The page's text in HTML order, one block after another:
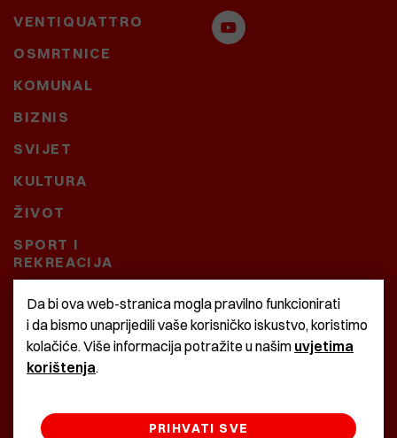
VENTIQUATTRO
OSMRTNICE
KOMUNAL
BIZNIS
SVIJET
KULTURA
ŽIVOT
SPORT I
REKREACIJA
CRNA KRONIKA
BAŠTARDINI I PRAVI
KRASNA ZEMLJA
Da bi ova web-stranica mogla pravilno funkcionirati
i da bismo unaprijedili vaše korisničko iskustvo, koristimo
kolačiće. Više informacija potražite u našim uvjetima
korištenja.
PRIHVATI SVE